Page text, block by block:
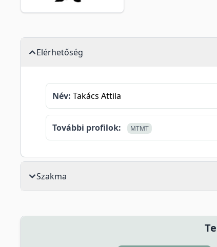
Elérhetőség
Név: Takács Attila
További profilok: MTMT
Szakma